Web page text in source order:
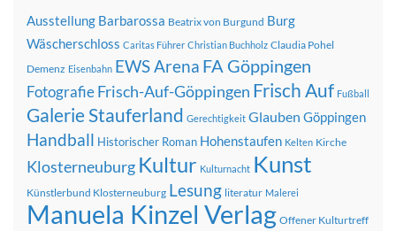
Ausstellung Barbarossa Beatrix von Burgund Burg
Wäscherschloss Caritas Führer Christian Buchholz Claudia Pohel
Demenz Eisenbahn EWS Arena FA Göppingen
FotografieFrisch-Auf-Göppingen Frisch Auf Fußball
Galerie Stauferland Gerechtigkeit Glauben Göppingen
Handball Historischer Roman Hohenstaufen Kelten Kirche
Klosterneuburg Kultur Kulturnacht Kunst
Künstlerbund Klosterneuburg Lesung literatur Malerei
Manuela Kinzel Verlag Offener Kulturtreff